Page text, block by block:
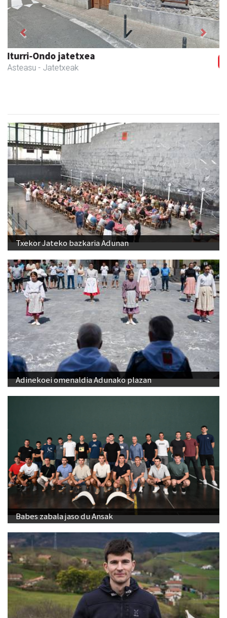
Urpa autobusak
Andoain - Autobusak
Previous Next
Txekor Jateko bazkaria Adunan
Adinekoei omenaldia Adunako plazan
Babes zabala jaso du Ansak